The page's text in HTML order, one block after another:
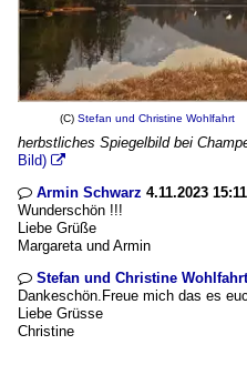
(C) Stefan und Christine Wohlfahrt
herbstliches Spiegelbild bei
Bild) 
 Armin Schwarz 4.11.2023
Wunderschön !!!
Liebe Grüße
Margareta und Armin
 Stefan und Christine Wohlfahrt
Dankeschön.Freue mich das es
Liebe Grüsse
Christine